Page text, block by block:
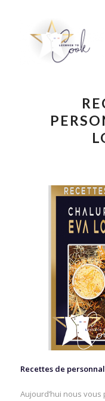
Recettes de
Aujourd’hui nous vous